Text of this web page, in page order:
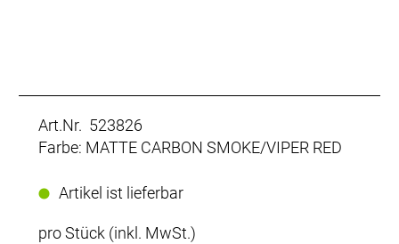
Art.Nr. 523826
Farbe: MATTE CARBON SMOKE/VIPER RED
Artikel ist lieferbar
pro Stück (inkl. MwSt.)